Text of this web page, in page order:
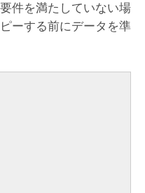
件を満たしていない場
ーする前にデータを準